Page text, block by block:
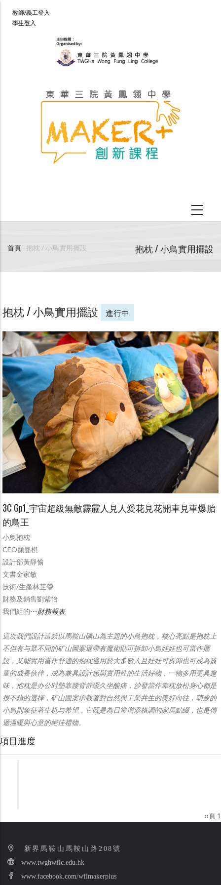
User
account
教師/義工登入
學生登入
抱枕 / 小鳥實用擺設
導
連
結
首頁 -抱枕 / 小鳥實用擺設
抱枕 / 小鳥實用擺設 進行中
3C Gp1_宇宙超級無敵霹靂人見人愛花見花開車見車爆胎
的鳥王
小鳥抱枕
CEO顏曼棋
設計部黃靜愉
文書金家敏
技術/生產林芷瑩
財務及銷售劉紫怡
我們組的---財務報表
這次我們設計這款以馬鞍山礦山為主題的小鳥抱枕，核心亮點是抱枕上
不但有与眾不同的矿山圖案還帶有魔術貼可拆卸小鳥娃娃也可當作擺
設，又能實用當作舒適的抱枕適用於大多數人且娃娃可拆卸也可成為孩
童的成長伙伴，成為兼具設計感與實用性的生活好物，一物多用更具趣
味，抱枕是办公时墊靠腰背舒缓久坐酸痛，沙發當作靠枕放松身心都是
很不錯的選擇，矿山圖案承載著對自然與工業共生的美好向往，萌趣的
小鳥則象征著生机与希望，它既是為日常增添格調的家居點綴，也是傳
遞溫暖與心意的絕佳禮物。
項目進度
Pagination 頁 1
下
››
新界馬鞍山馬鞍山路208號
www.twghwflc.edu.hk
www.facebook.com/wflmakerplus